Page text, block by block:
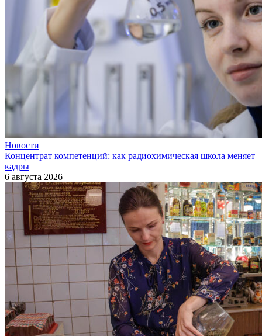
Новости
Концентрат компетенций: как радиохимическая школа меняет
кадры
6 августа 2026